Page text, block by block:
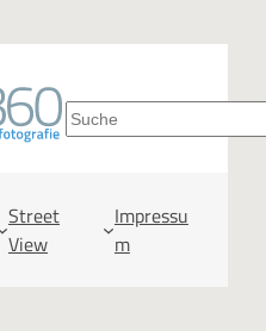
S
Street
View
Impressu
m